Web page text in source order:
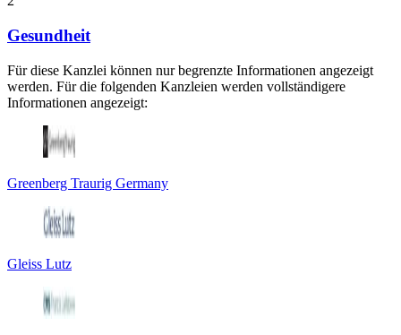
Gesundheit
Für diese Kanzlei können nur begrenzte Informationen angezeigt
werden. Für die folgenden Kanzleien werden vollständigere
Informationen angezeigt:
Greenberg Traurig Germany
Gleiss Lutz